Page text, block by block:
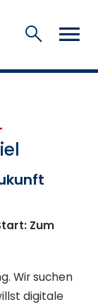
Suchen
Zum
Wir suchen
digitale